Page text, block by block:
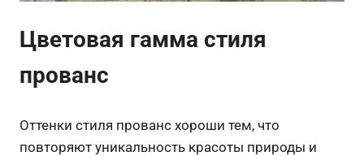
Цветовая гамма стиля
прованс
Оттенки стиля прованс хороши тем, что
повторяют уникальность красоты природы и